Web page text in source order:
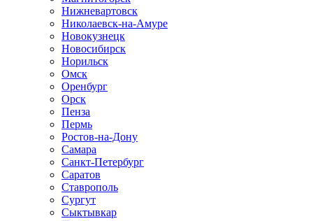
Нижневартовск
Николаевск-на-Амуре
Новокузнецк
Новосибирск
Норильск
Омск
Оренбург
Орск
Пенза
Пермь
Ростов-на-Дону
Самара
Санкт-Петербург
Саратов
Ставрополь
Сургут
Сыктывкар